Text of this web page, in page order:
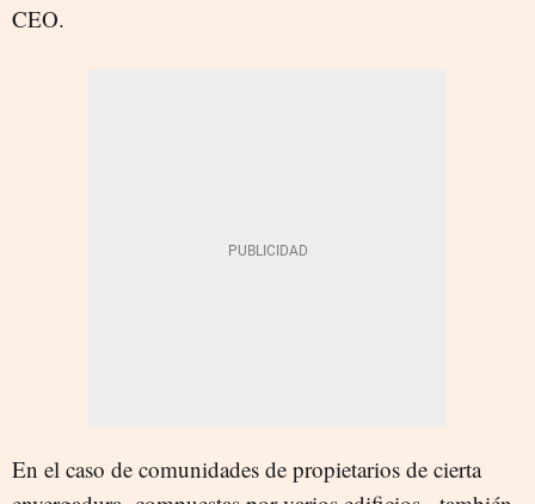
CEO.
En el caso de comunidades de propietarios de cierta